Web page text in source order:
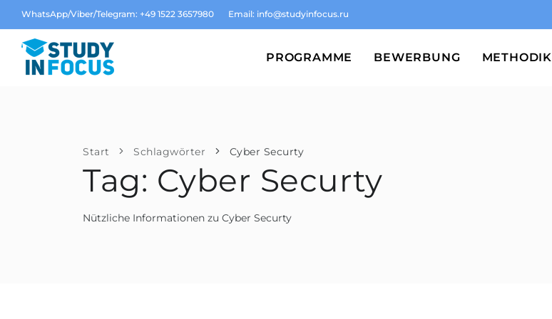
WhatsApp/Viber/Telegram: +49 1522 3657980 Email: info@studyinfocus.ru
PROGRAMME BEWERBUNG METHODIK
Start Schlagwörter Cyber Securty
Tag: Cyber Securty
Nützliche Informationen zu Cyber Securty